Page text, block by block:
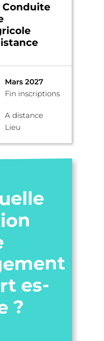
Conduite
Mars 2027
Fin inscriptions
A distance
Lieu
es-
?